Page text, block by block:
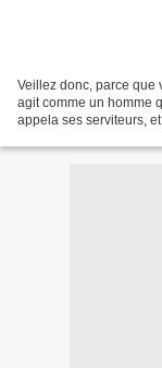
Veillez donc, parce que
agit comme un homme
appela ses serviteurs,